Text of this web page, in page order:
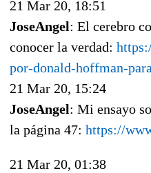
21 Mar 20, 18:51
JoseAngel: El cerebro
conocer la verdad:
por-donald-hoffman-
21 Mar 20, 15:24
JoseAngel: Mi ensayo
la página 47: https://
21 Mar 20, 01:38